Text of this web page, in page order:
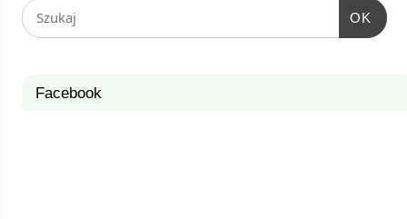
OK
Facebook